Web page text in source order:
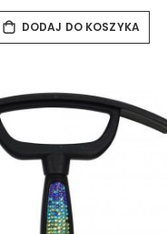
DODAJ DO KOSZYKA